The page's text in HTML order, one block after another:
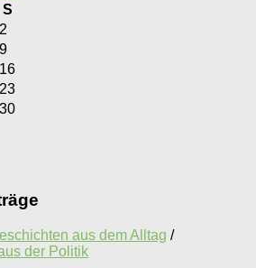
S
2
9
16
23
30
aus dem Alltag /
der Politik